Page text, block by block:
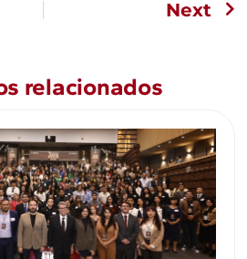
Next
relacionados